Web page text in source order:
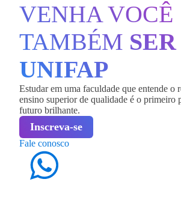
VENHA VOCÊ
TAMBÉM SER
UNIFAP
Estudar em uma faculdade que entende o
ensino superior de qualidade é o primeiro
futuro brilhante.
Inscreva-se
Fale conosco